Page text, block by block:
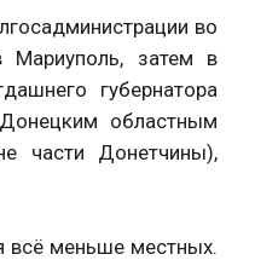
во
Мариуполь, затем в
губернатора
областным
части Донетчины),
всё меньше местных.